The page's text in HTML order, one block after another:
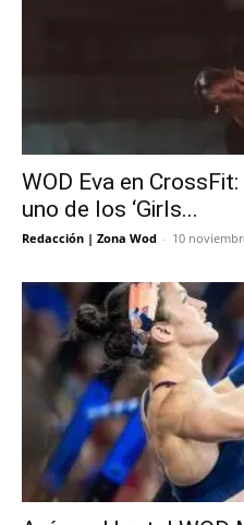
WOD Eva en
uno de los ‘Girls...
Redacción | Zona Wod - 10